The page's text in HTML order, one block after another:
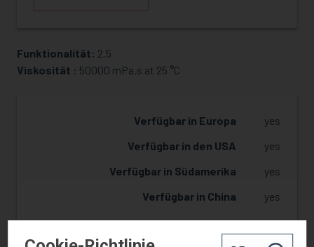
MUSTER ANFRAGEN
Funktionalität: 2.5
Viskosität : 50000 mPa.s at 25 °C
Verfügbar in Europa
yes
Verfügbar in den USA
yes
Verfügbar in Südamerika
yes
Verfügbar in China
yes